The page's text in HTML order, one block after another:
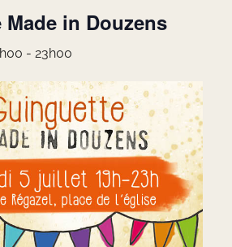
in Douzens
- 23h00